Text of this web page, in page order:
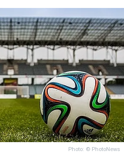
Photo: © PhotoNews